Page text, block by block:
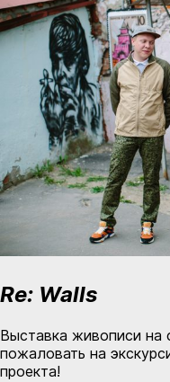
Re: Walls
Выставка живописи
пожаловать на
проекта!